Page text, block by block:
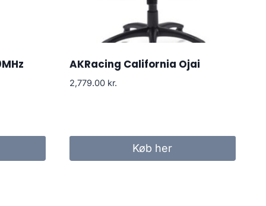
AKRacing California Ojai
2,779.00 kr.
Køb her